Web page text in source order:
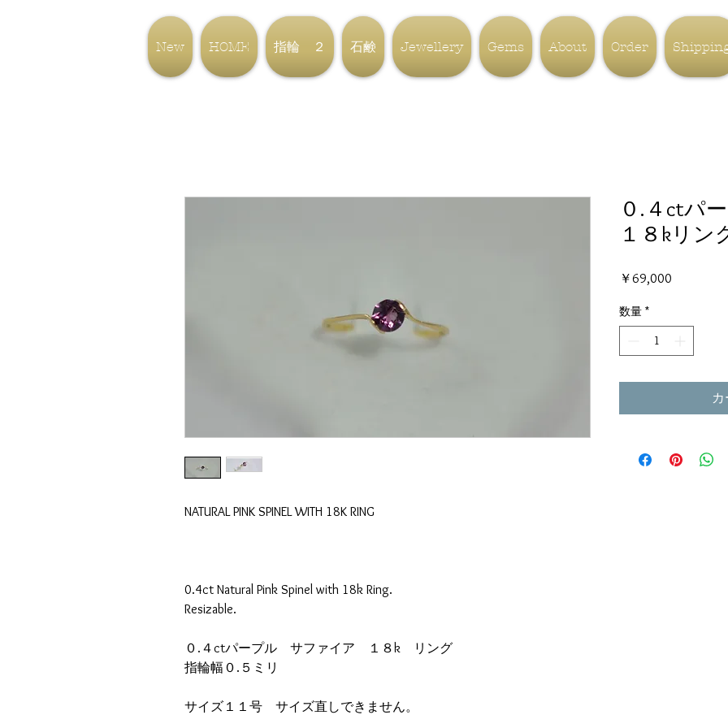
New HOME 指輪 ２ 石鹸 Jewellery Gems About Order
NATURAL PINK SPINEL WITH 18K RING
0.4ct Natural Pink Spinel with 18k Ring.
Resizable.
０.４ctパープル サファイア １８k リング
指輪幅０.５ミリ
サイズ１１号 サイズ直しできません。
０.４ctパ
１８kリン
￥69,000
数量 *